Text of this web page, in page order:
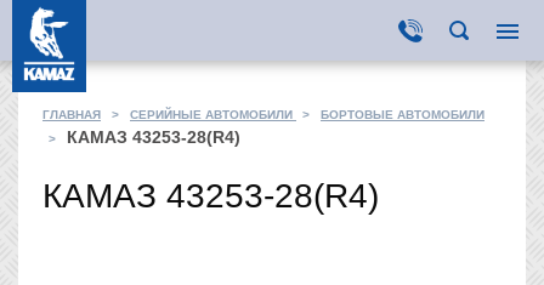
ГЛАВНАЯ > СЕРИЙНЫЕ АВТОМОБИЛИ >
БОРТОВЫЕ АВТОМОБИЛИ
>
КАМАЗ 43253-28(R4)
КАМАЗ 43253-28(R4)